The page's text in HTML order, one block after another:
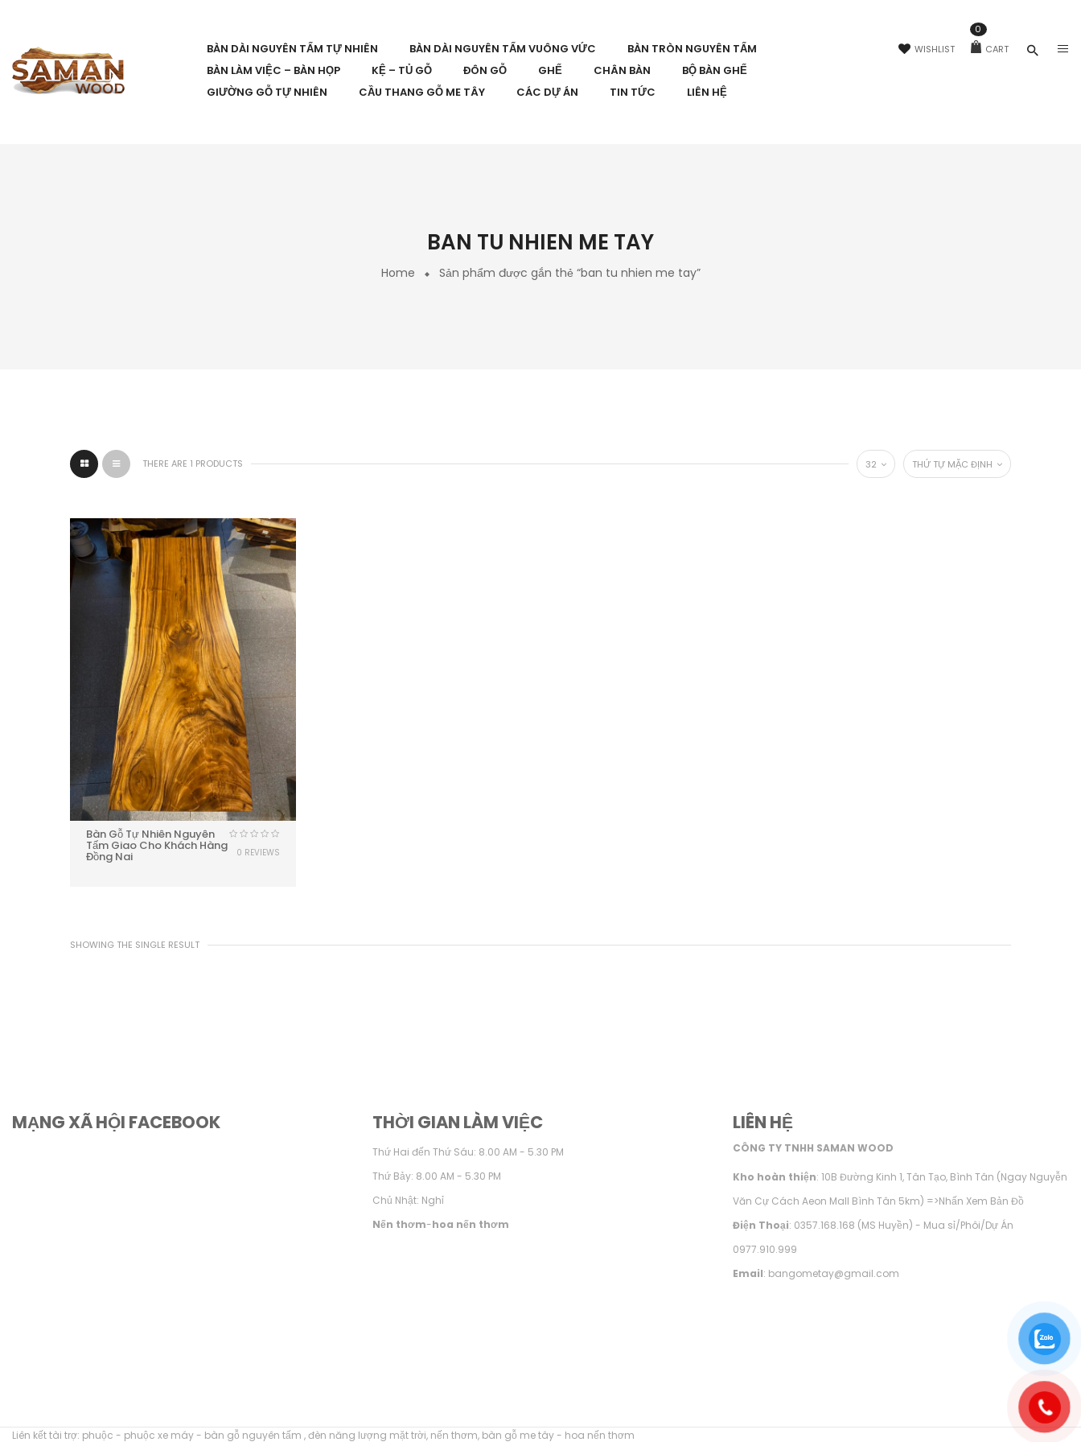
BÀN DÀI NGUYÊN TẤM TỰ NHIÊN BÀN DÀI NGUYÊN TẤM VUÔNG VỨC
BÀN TRÒN NGUYÊN TẤM
BÀN LÀM VIỆC – BÀN HỌP
KỆ – TỦ GỖ ĐÔN GỖ GHẾ CHÂN BÀN
BỘ BÀN GHẾ
GIƯỜNG GỖ TỰ NHIÊN
CẦU THANG GỖ ME TÂY CÁC DỰ ÁN TIN TỨC LIÊN HỆ
WISHLIST CART
0
BAN TU NHIEN ME TAY
Home Sản phẩm được gắn thẻ “ban tu nhien me tay”
THERE ARE 1 PRODUCTS THỨ TỰ MẶC ĐỊNH
32
Bàn Gỗ Tự Nhiên Nguyên
Tấm Giao Cho Khách Hàng
Đồng Nai 0 REVIEWS
SHOWING THE SINGLE RESULT
MẠNG XÃ HỘI FACEBOOK THỜI GIAN LÀM VIỆC
Thứ Hai đến Thứ Sáu: 8.00 AM - 5.30 PM
Thứ Bảy: 8.00 AM - 5.30 PM
Chủ Nhật: Nghỉ
Nến thơm-hoa nến thơm
LIÊN HỆ
CÔNG TY TNHH SAMAN WOOD
Kho hoàn thiện: 10B Đường Kinh 1, Tân Tạo, Bình Tân (Ngay Nguyễn
Văn Cự Cách Aeon Mall Bình Tân 5km) =>Nhấn Xem Bản Đồ
Điện Thoại: 0357.168.168 (MS Huyền) - Mua sỉ/Phôi/Dự Án
0977.910.999
Email: bangometay@gmail.com
Liên kết tài trợ: phuộc - phuộc xe máy- bàn gỗ nguyên tấm ,đèn năng lượng mặt trời, nến thơm, bàn gỗ me tây- hoa nến thơm